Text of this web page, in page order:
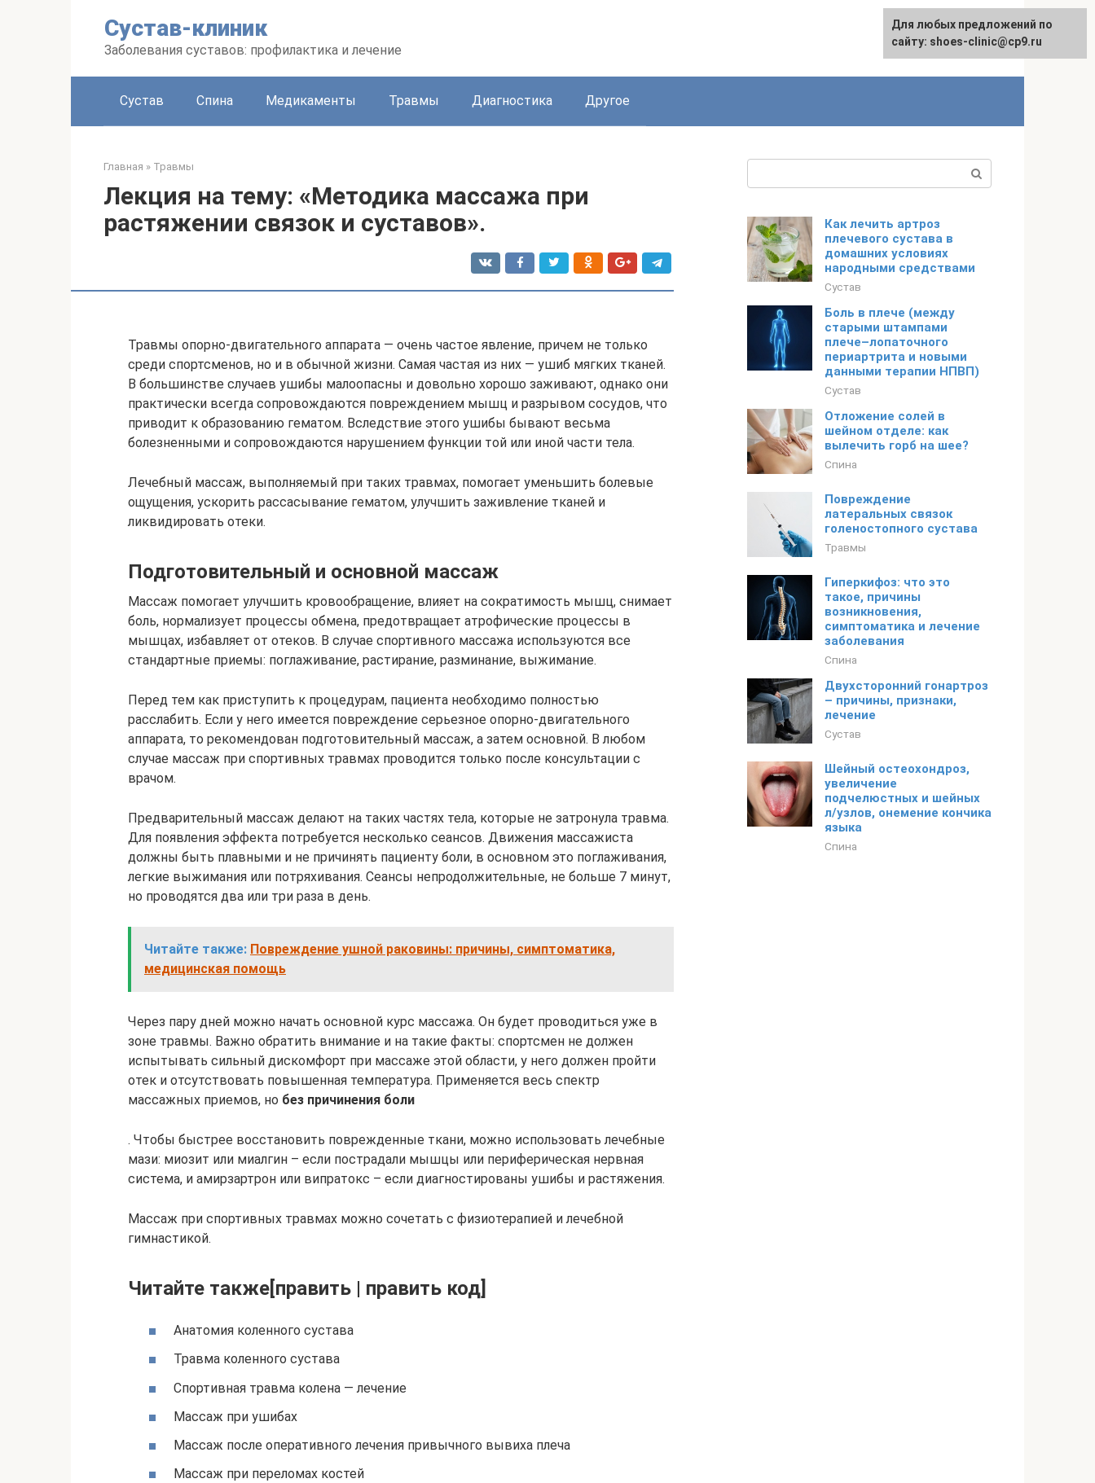
Сустав-клиник
Заболевания суставов: профилактика и лечение
Сустав Спина Медикаменты Травмы Диагностика Другое
Главная » Травмы
Лекция на тему: «Методика массажа при
растяжении связок и суставов».
Травмы опорно-двигательного аппарата — очень частое явление, причем не только
среди спортсменов, но и в обычной жизни. Самая частая из них — ушиб мягких тканей.
В большинстве случаев ушибы малоопасны и довольно хорошо заживают, однако они
практически всегда сопровождаются повреждением мышц и разрывом сосудов, что
приводит к образованию гематом. Вследствие этого ушибы бывают весьма
болезненными и сопровождаются нарушением функции той или иной части тела.
Лечебный массаж, выполняемый при таких травмах, помогает уменьшить болевые
ощущения, ускорить рассасывание гематом, улучшить заживление тканей и
ликвидировать отеки.
Подготовительный и основной массаж
Массаж помогает улучшить кровообращение, влияет на сократимость мышц, снимает
боль, нормализует процессы обмена, предотвращает атрофические процессы в
мышцах, избавляет от отеков. В случае спортивного массажа используются все
стандартные приемы: поглаживание, растирание, разминание, выжимание.
Перед тем как приступить к процедурам, пациента необходимо полностью
расслабить. Если у него имеется повреждение серьезное опорно-двигательного
аппарата, то рекомендован подготовительный массаж, а затем основной. В любом
случае массаж при спортивных травмах проводится только после консультации с
врачом.
Предварительный массаж делают на таких частях тела, которые не затронула травма.
Для появления эффекта потребуется несколько сеансов. Движения массажиста
должны быть плавными и не причинять пациенту боли, в основном это поглаживания,
легкие выжимания или потряхивания. Сеансы непродолжительные, не больше 7 минут,
но проводятся два или три раза в день.
Читайте также: Повреждение ушной раковины: причины, симптоматика,
медицинская помощь
Через пару дней можно начать основной курс массажа. Он будет проводиться уже в
зоне травмы. Важно обратить внимание и на такие факты: спортсмен не должен
испытывать сильный дискомфорт при массаже этой области, у него должен пройти
отек и отсутствовать повышенная температура. Применяется весь спектр
массажных приемов, но без причинения боли
. Чтобы быстрее восстановить поврежденные ткани, можно использовать лечебные
мази: миозит или миалгин – если пострадали мышцы или периферическая нервная
система, и амирзартрон или випратокс – если диагностированы ушибы и растяжения.
Массаж при спортивных травмах можно сочетать с физиотерапией и лечебной
гимнастикой.
Читайте также[править | править код]
Анатомия коленного сустава
Травма коленного сустава
Спортивная травма колена — лечение
Массаж при ушибах
Массаж после оперативного лечения привычного вывиха плеча
Массаж при переломах костей
Как лечить артроз
плечевого сустава в
домашних условиях
народными средствами
Сустав
Боль в плече (между
старыми штампами
плече–лопаточного
периартрита и новыми
данными терапии НПВП)
Сустав
Отложение солей в
шейном отделе: как
вылечить горб на шее?
Спина
Повреждение
латеральных связок
голеностопного сустава
Травмы
Гиперкифоз: что это
такое, причины
возникновения,
симптоматика и лечение
заболевания
Спина
Двухсторонний гонартроз
– причины, признаки,
лечение
Сустав
Шейный остеохондроз,
увеличение
подчелюстных и шейных
л/узлов, онемение кончика
языка
Спина
Для любых предложений по
сайту: shoes-clinic@cp9.ru